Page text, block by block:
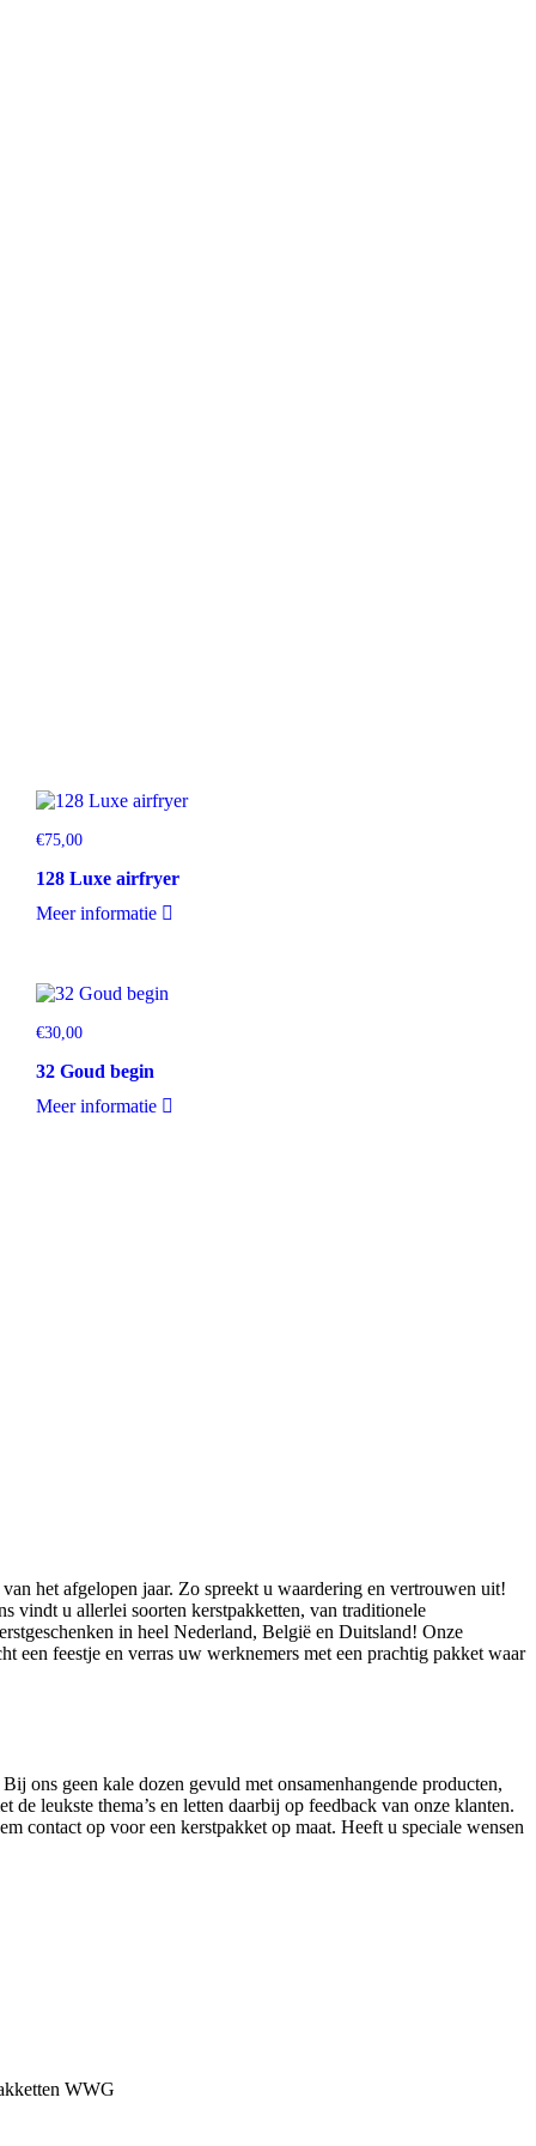
€75,00
128 Luxe airfryer
Meer informatie
€30,00
32 Goud begin
Meer informatie
het afgelopen jaar. Zo spreekt u waardering en vertrouwen uit!
vindt u allerlei soorten kerstpakketten, van traditionele
in heel Nederland, België en Duitsland! Onze
een feestje en verras uw werknemers met een prachtig pakket waar
ons geen kale dozen gevuld met onsamenhangende producten,
leukste thema’s en letten daarbij op feedback van onze klanten.
contact op voor een kerstpakket op maat. Heeft u speciale wensen